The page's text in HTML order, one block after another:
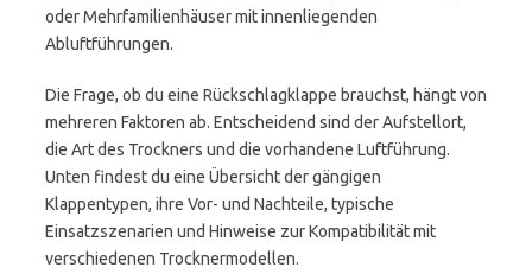
oder Mehrfamilienhäuser mit innenliegenden
Abluftführungen.
Die Frage, ob du eine Rückschlagklappe brauchst, hängt von
mehreren Faktoren ab. Entscheidend sind der Aufstellort,
die Art des Trockners und die vorhandene Luftführung.
Unten findest du eine Übersicht der gängigen
Klappentypen, ihre Vor- und Nachteile, typische
Einsatzszenarien und Hinweise zur Kompatibilität mit
verschiedenen Trocknermodellen.